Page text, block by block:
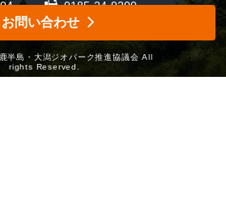
0185-24-9200
島・大潟ジオパーク推進協議会 All
rights Reserved.
お問い合わせ